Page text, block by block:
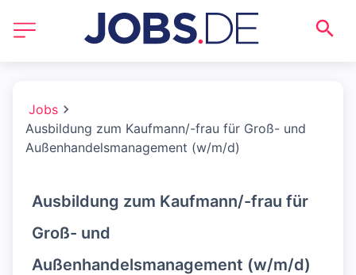
Jobs
Ausbildung zum Kaufmann/-frau für Groß- und
Außenhandelsmanagement (w/m/d)
Ausbildung zum Kaufmann/-frau für
Groß- und
Außenhandelsmanagement (w/m/d)